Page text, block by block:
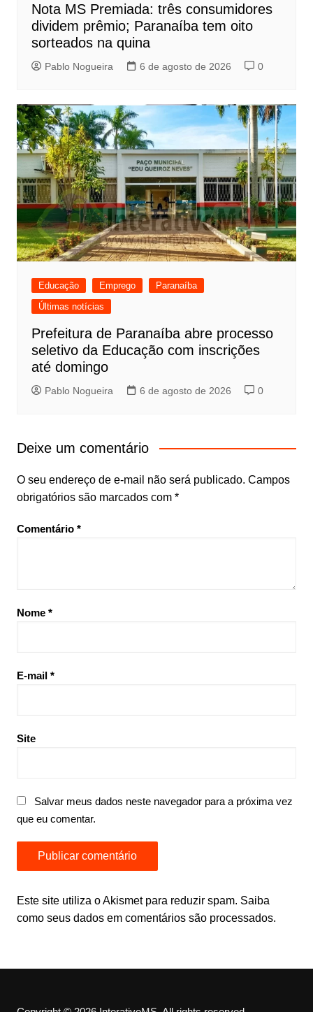
Nota MS Premiada: três consumidores
dividem prêmio; Paranaíba tem oito
sorteados na quina
Pablo Nogueira 6 de agosto de 2026 0
Educação Emprego
Paranaíba
Últimas notícias
Prefeitura de Paranaíba abre processo
seletivo da Educação com inscrições
até domingo
Pablo Nogueira 6 de agosto de 2026 0
Deixe um comentário
O seu endereço de e-mail não será publicado. Campos
obrigatórios são marcados com *
Comentário *
Nome *
E-mail *
Site
Salvar meus dados neste navegador para a próxima vez
que eu comentar.
Este site utiliza o Akismet para reduzir spam. Saiba
como seus dados em comentários são processados.